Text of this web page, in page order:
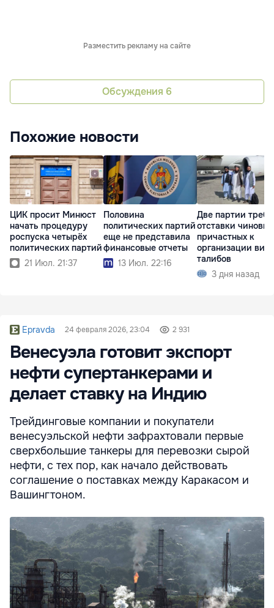
Разместить рекламу на сайте
Обсуждения 6
Похожие новости
ЦИК просит Минюст
начать процедуру
роспуска четырёх
политических партий
21 Июл. 21:37
Половина
политических партий
еще не представила
финансовые отчеты
13 Июл. 22:16
Две партии
отставки
причастных к
организации
талибов
3 дня назад
Epravda 24 февраля 2026, 23:04 2 931
Венесуэла готовит экспорт
нефти супертанкерами и
делает ставку на Индию
Трейдинговые компании и покупатели
венесуэльской нефти зафрахтовали первые
сверхбольшие танкеры для перевозки сырой
нефти, с тех пор, как начало действовать
соглашение о поставках между Каракасом и
Вашингтоном.